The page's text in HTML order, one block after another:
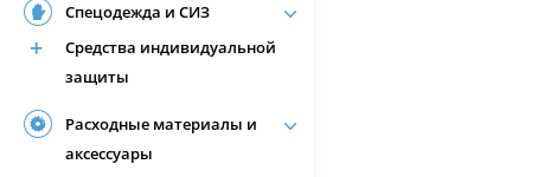
Спецодежда и СИЗ
Средства индивидуальной
защиты
Расходные материалы и
аксессуары